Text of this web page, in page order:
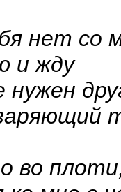
нет со
и жду
во